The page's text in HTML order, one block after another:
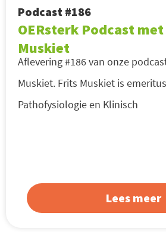
Podcast #186
OERsterk Podcast
Muskiet
Aflevering #186 van onze
Muskiet. Frits Muskiet is
Pathofysiologie en Klinisch
Lees meer